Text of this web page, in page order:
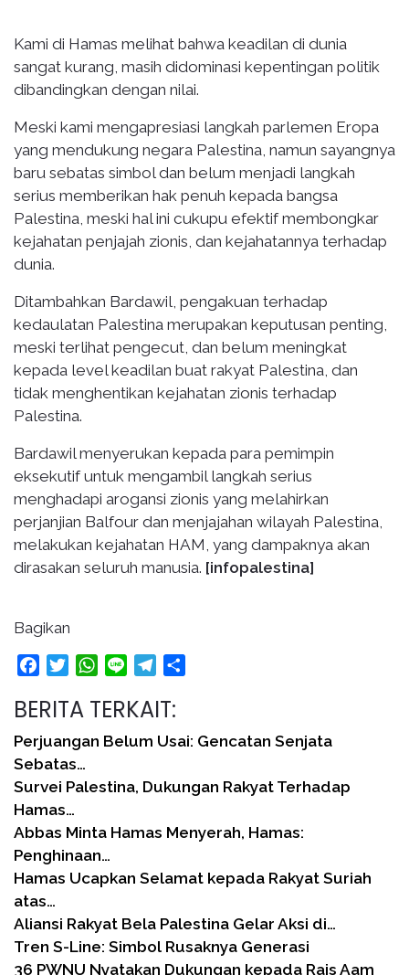
Kami di Hamas melihat bahwa keadilan di dunia
sangat kurang, masih didominasi kepentingan politik
dibandingkan dengan nilai.
Meski kami mengapresiasi langkah parlemen Eropa
yang mendukung negara Palestina, namun sayangnya
baru sebatas simbol dan belum menjadi langkah
serius memberikan hak penuh kepada bangsa
Palestina, meski hal ini cukupu efektif membongkar
kejahatan penjajah zionis, dan kejahatannya terhadap
dunia.
Ditambahkan Bardawil, pengakuan terhadap
kedaulatan Palestina merupakan keputusan penting,
meski terlihat pengecut, dan belum meningkat
kepada level keadilan buat rakyat Palestina, dan
tidak menghentikan kejahatan zionis terhadap
Palestina.
Bardawil menyerukan kepada para pemimpin
eksekutif untuk mengambil langkah serius
menghadapi arogansi zionis yang melahirkan
perjanjian Balfour dan menjajahan wilayah Palestina,
melakukan kejahatan HAM, yang dampaknya akan
dirasakan seluruh manusia. [infopalestina]
Bagikan
FacebookTwitterWhatsApp
Line Telegram
BERITA TERKAIT:
Perjuangan Belum Usai: Gencatan Senjata
Sebatas…
Survei Palestina, Dukungan Rakyat Terhadap
Hamas…
Abbas Minta Hamas Menyerah, Hamas:
Penghinaan…
Hamas Ucapkan Selamat kepada Rakyat Suriah
atas…
Aliansi Rakyat Bela Palestina Gelar Aksi di…
Tren S-Line: Simbol Rusaknya Generasi
36 PWNU Nyatakan Dukungan kepada Rais Aam